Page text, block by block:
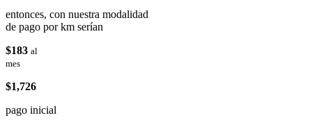
entonces, con nuestra modalidad
de pago por km serían
$183 al
mes
$1,726
pago inicial